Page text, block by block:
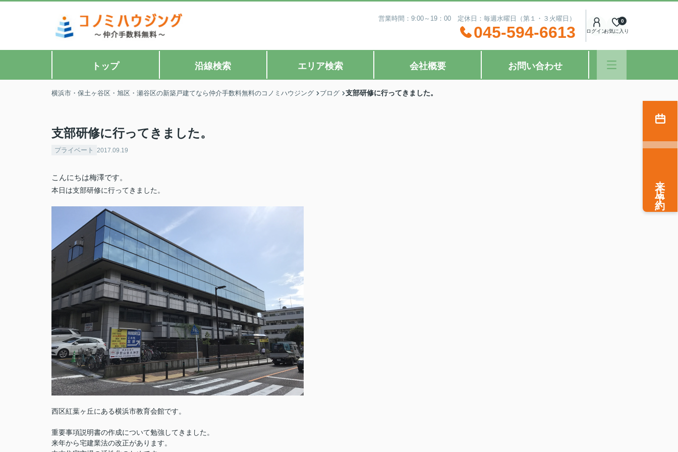
営業時間：9:00～19：00 定休日：毎週水曜日（第１・３火曜日）
045-594-6613 ログインお気に入り
0
トップ 沿線検索 エリア検索 会社概要 お問い合わせ
横浜市・保土ヶ谷区・旭区・瀬谷区の新築戸建てなら仲介手数料無料のコノミハウジング ブログ 支部研修に行ってきました。
支部研修に行ってきました。
プライベート 2017.09.19
こんにちは梅澤です。
本日は支部研修に行ってきました。
西区紅葉ヶ丘にある横浜市教育会館です。
重要事項説明書の作成について勉強してきました。
来年から宅建業法の改正があります。
来店予約